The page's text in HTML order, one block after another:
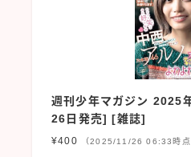
週刊少年マガジン 2025
26日発売] [雑誌]
¥400 （2025/11/26 06:33時